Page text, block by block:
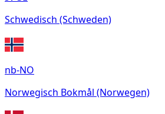
Schwedisch (Schweden)
nb-NO
Norwegisch Bokmål (Norwegen)